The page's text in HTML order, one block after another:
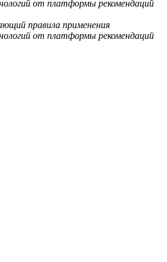
от платформы рекомендаций
правила применения
от платформы рекомендаций